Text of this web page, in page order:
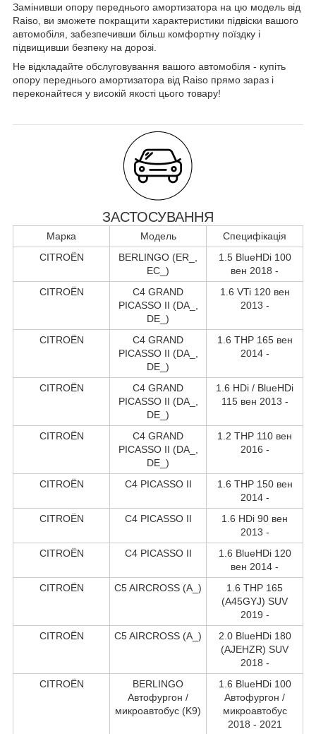
Замінивши опору переднього амортизатора на цю модель від
Raiso, ви зможете покращити характеристики підвіски вашого
автомобіля, забезпечивши більш комфортну поїздку і
підвищивши безпеку на дорозі.
Не відкладайте обслуговування вашого автомобіля - купіть
опору переднього амортизатора від Raiso прямо зараз і
переконайтеся у високій якості цього товару!
ЗАСТОСУВАННЯ
Марка Модель
Специфікація
CITROËN
BERLINGO (ER_,
EC_)
1.5 BlueHDi 100
вен 2018 -
CITROËN
C4 GRAND
PICASSO II (DA_,
DE_)
1.6 VTi 120 вен
2013 -
CITROËN
C4 GRAND
PICASSO II (DA_,
DE_)
1.6 THP 165 вен
2014 -
CITROËN
C4 GRAND
PICASSO II (DA_,
DE_)
1.6 HDi / BlueHDi
115 вен 2013 -
CITROËN
C4 GRAND
PICASSO II (DA_,
DE_)
1.2 THP 110 вен
2016 -
CITROËN C4 PICASSO II
1.6 THP 150 вен
2014 -
CITROËN
C4 PICASSO II
1.6 HDi 90 вен
2013 -
CITROËN
C4 PICASSO II
1.6 BlueHDi 120
вен 2014 -
CITROËN
C5 AIRCROSS (A_)
1.6 THP 165
(A45GYJ) SUV
2019 -
CITROËN
C5 AIRCROSS (A_)
2.0 BlueHDi 180
(AJEHZR) SUV
2018 -
CITROËN
BERLINGO
Автофургон /
микроавтобус (K9)
1.6 BlueHDi 100
Автофургон /
микроавтобус
2018 - 2021